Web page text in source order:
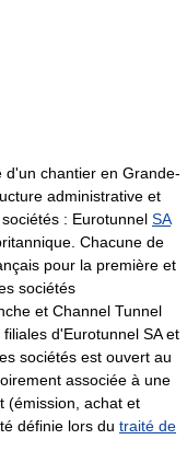
d'un chantier en Grande-
administrative et
: Eurotunnel SA
Chacune de
pour la première et
sociétés
et Channel Tunnel
d'Eurotunnel SA et
sociétés est ouvert au
associée à une
(émission, achat et
définie lors du traité de